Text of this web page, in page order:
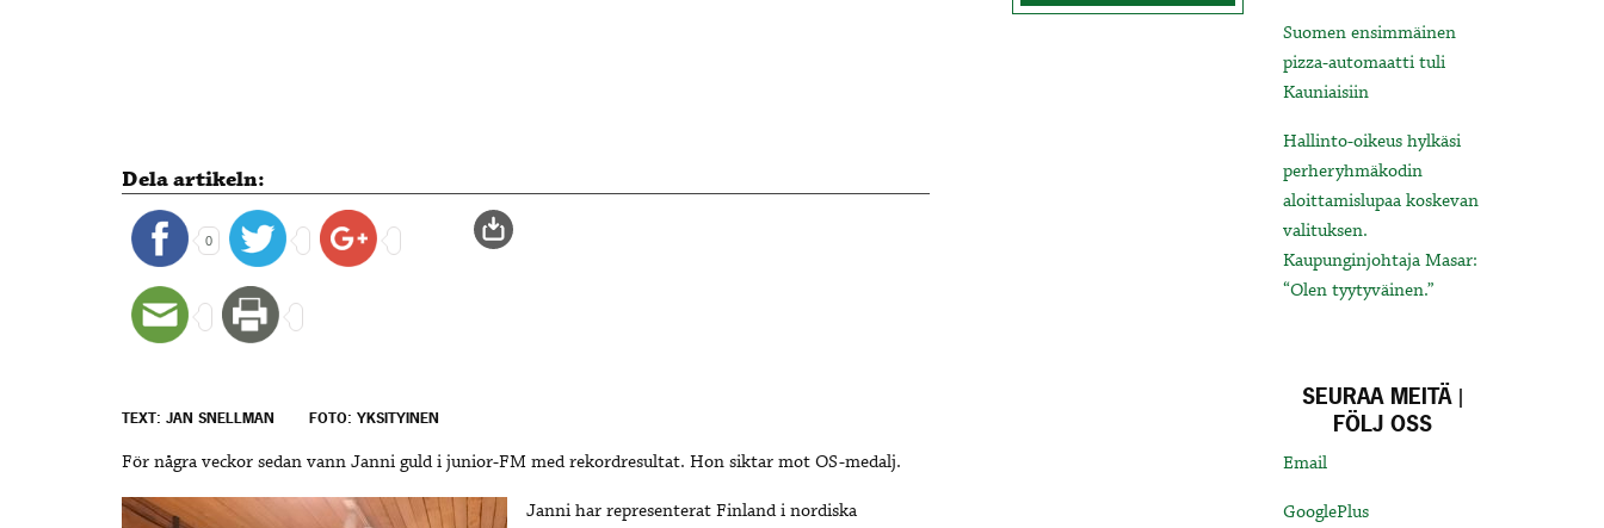
Dela artikeln:
0
TEXT: JAN SNELLMAN FOTO: YKSITYINEN
För några veckor sedan vann Janni guld i junior-FM med rekordresultat. Hon siktar mot OS-medalj.
Janni har representerat Finland i nordiska
Suomen ensimmäinen
pizza-automaatti tuli
Kauniaisiin
Hallinto-oikeus hylkäsi
perheryhmäkodin
aloittamislupaa koskevan
valituksen.
Kaupunginjohtaja Masar:
“Olen tyytyväinen.”
SEURAA MEITÄ |
FÖLJ OSS
Email
GooglePlus